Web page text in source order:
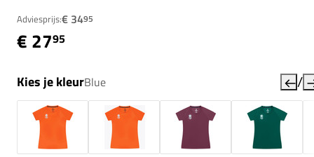
Adviesprijs:€ 3495
€ 2795
Kies je kleurBlue /